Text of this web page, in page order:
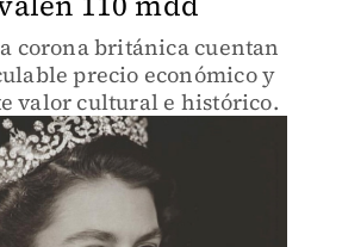
corona británica cuentan
precio económico y
valor cultural e histórico.